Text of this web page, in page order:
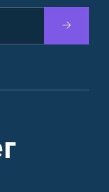
Fortsätt